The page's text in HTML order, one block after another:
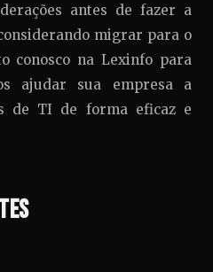
antes de fazer a
migrar para o
conosco na Lexinfo para
ajudar sua empresa a
de TI de forma eficaz e